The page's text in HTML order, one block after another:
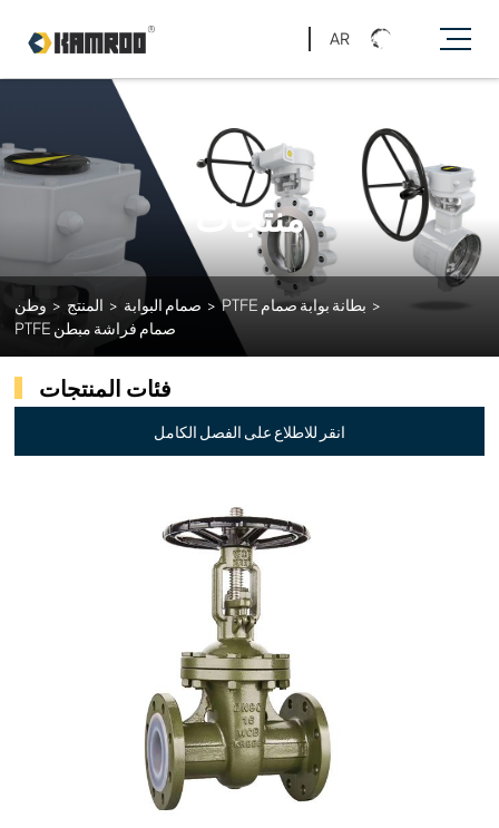
AR
منتجات
وطن > المنتج > صمام البوابة > PTFE بطانة بوابة صمام >
PTFE صمام فراشة مبطن
فئات المنتجات
انقر للاطلاع على الفصل الكامل